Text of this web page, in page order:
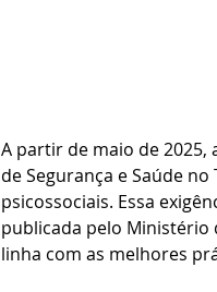
A partir de maio de
de Segurança e Saúde
psicossociais. Essa
publicada pelo Ministério
linha com as melhores